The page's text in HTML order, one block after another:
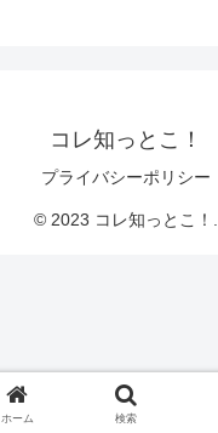
コレ知っとこ！
プライバシーポリシー
© 2023 コレ知っとこ！.
ホーム 検索